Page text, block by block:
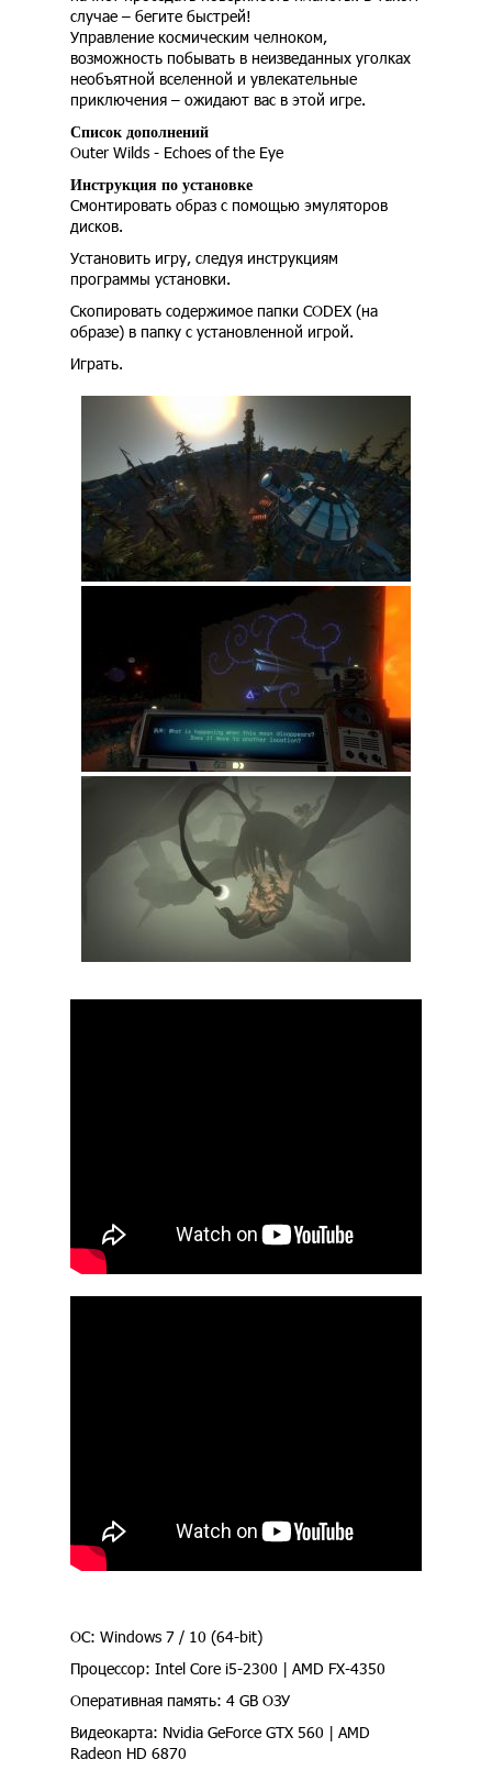
случае – бегите быстрей!
Управление космическим челноком,
возможность побывать в неизведанных уголках
необъятной вселенной и увлекательные
приключения – ожидают вас в этой игре.
Список дополнений
Outer Wilds - Echoes of the Eye
Инструкция по установке
Смонтировать образ с помощью эмуляторов
дисков.
Установить игру, следуя инструкциям
программы установки.
Скопировать содержимое папки CODEX (на
образе) в папку с установленной игрой.
Играть.
ОС: Windows 7 / 10 (64-bit)
Процессор: Intel Core i5-2300 | AMD FX-4350
Оперативная память: 4 GB ОЗУ
Видеокарта: Nvidia GeForce GTX 560 | AMD
Radeon HD 6870